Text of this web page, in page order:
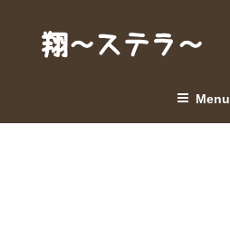
content翔～ステラ～
Menu